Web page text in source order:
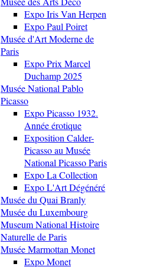
Expo Iris Van Herpen
Expo Paul Poiret
Musée d'Art Moderne de
Paris
Expo Prix Marcel
Duchamp 2025
Musée National Pablo
Picasso
Expo Picasso 1932.
Année érotique
Exposition Calder-
Picasso au Musée
National Picasso Paris
Expo La Collection
Expo L'Art Dégénéré
Musée du Quai Branly
Musée du Luxembourg
Museum National Histoire
Naturelle de Paris
Musée Marmottan Monet
Expo Monet